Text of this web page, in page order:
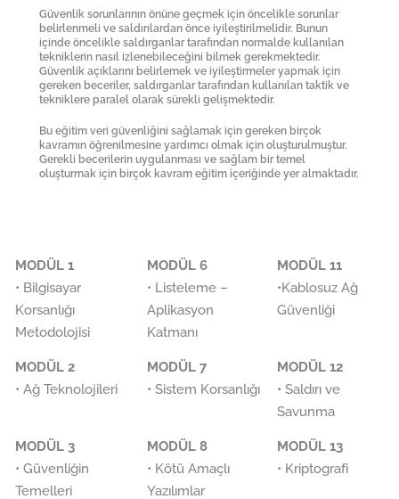
Güvenlik sorunlarının önüne geçmek için öncelikle sorunlar
belirlenmeli ve saldırılardan önce iyileştirilmelidir. Bunun
içinde öncelikle saldırganlar tarafından normalde kullanılan
tekniklerin nasıl izlenebileceğini bilmek gerekmektedir.
Güvenlik açıklarını belirlemek ve iyileştirmeler yapmak için
gereken beceriler, saldırganlar tarafından kullanılan taktik ve
tekniklere paralel olarak sürekli gelişmektedir.
Bu eğitim veri güvenliğini sağlamak için gereken birçok
kavramın öğrenilmesine yardımcı olmak için oluşturulmuştur.
Gerekli becerilerin uygulanması ve sağlam bir temel
oluşturmak için birçok kavram eğitim içeriğinde yer almaktadır.
MODÜL 1
• Bilgisayar
Korsanlığı
Metodolojisi
MODÜL 6
• Listeleme –
Aplikasyon
Katmanı
MODÜL 11
•Kablosuz Ağ
Güvenliği
MODÜL 2
• Ağ Teknolojileri
MODÜL 7
• Sistem Korsanlığı
MODÜL 12
• Saldırı ve
Savunma
MODÜL 3
• Güvenliğin
Temelleri
MODÜL 8
• Kötü Amaçlı
Yazılımlar
MODÜL 13
• Kriptografi